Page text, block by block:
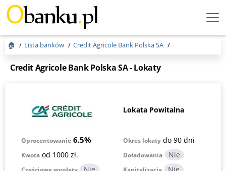
Menu
🏠 Lista banków Credit Agricole Bank Polska SA
Credit Agricole Bank Polska SA - Lokaty
Lokata Powitalna
Oprocentowanie 6.5% Okres lokaty do 90 dni
Kwota od 1000 zł.
Doładowania